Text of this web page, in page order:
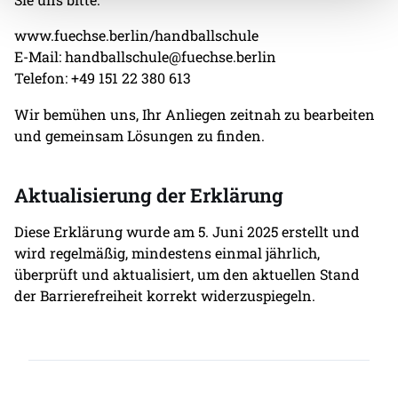
www.fuechse.berlin/handballschule
E-Mail: handballschule@fuechse.berlin
Telefon: +49 151 22 380 613
Wir bemühen uns, Ihr Anliegen zeitnah zu bearbeiten
und gemeinsam Lösungen zu finden.
Aktualisierung der Erklärung
Diese Erklärung wurde am 5. Juni 2025 erstellt und
wird regelmäßig, mindestens einmal jährlich,
überprüft und aktualisiert, um den aktuellen Stand
der Barrierefreiheit korrekt widerzuspiegeln.